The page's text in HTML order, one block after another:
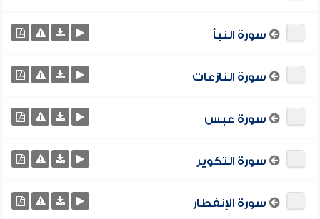
سورة النبأ
سورة النازعات
سورة عبس
سورة التكوير
سورة الإنفطار